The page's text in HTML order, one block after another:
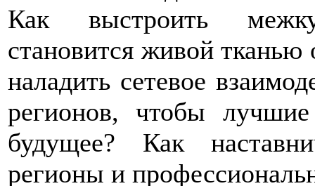
Как выстроить
становится живой тканью
наладить сетевое
регионов, чтобы
будущее? Как
регионы и